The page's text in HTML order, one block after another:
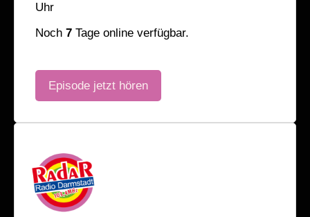
Uhr
Noch 7 Tage online verfügbar.
Episode jetzt hören